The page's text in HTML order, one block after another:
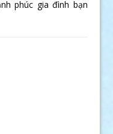
phúc gia đình bạn